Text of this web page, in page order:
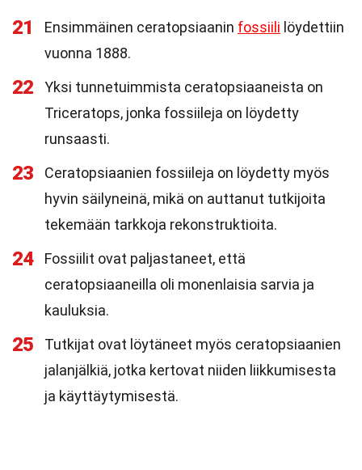
21 Ensimmäinen ceratopsiaanin fossiili löydettiin
vuonna 1888.
22
Yksi tunnetuimmista ceratopsiaaneista on
Triceratops, jonka fossiileja on löydetty
runsaasti.
23
Ceratopsiaanien fossiileja on löydetty myös
hyvin säilyneinä, mikä on auttanut tutkijoita
tekemään tarkkoja rekonstruktioita.
24
Fossiilit ovat paljastaneet, että
ceratopsiaaneilla oli monenlaisia sarvia ja
kauluksia.
25
Tutkijat ovat löytäneet myös ceratopsiaanien
jalanjälkiä, jotka kertovat niiden liikkumisesta
ja käyttäytymisestä.